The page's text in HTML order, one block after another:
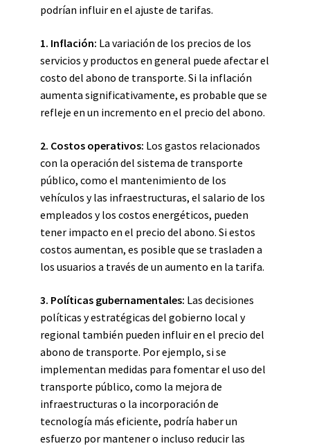
podrían influir en el ajuste de tarifas.
1. Inflación: La variación de los precios de los
servicios y productos en general puede afectar el
costo del abono de transporte. Si la inflación
aumenta significativamente, es probable que se
refleje en un incremento en el precio del abono.
2. Costos operativos: Los gastos relacionados
con la operación del sistema de transporte
público, como el mantenimiento de los
vehículos y las infraestructuras, el salario de los
empleados y los costos energéticos, pueden
tener impacto en el precio del abono. Si estos
costos aumentan, es posible que se trasladen a
los usuarios a través de un aumento en la tarifa.
3. Políticas gubernamentales: Las decisiones
políticas y estratégicas del gobierno local y
regional también pueden influir en el precio del
abono de transporte. Por ejemplo, si se
implementan medidas para fomentar el uso del
transporte público, como la mejora de
infraestructuras o la incorporación de
tecnología más eficiente, podría haber un
esfuerzo por mantener o incluso reducir las